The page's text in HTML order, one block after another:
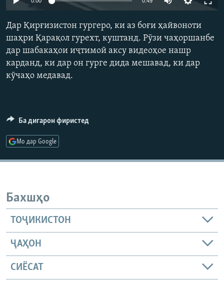
ГУЗОРИШҲОИ РАДИОӢ
ПАЙГИРӢ КУНЕД
Дар Қирғизистон гургеро, ки аз боғи ҳайвоноти
шаҳри Қарақол гурехт, куштанд. Рӯзи чаҳоршанбе
дар шабакаҳои иҷтимоӣ аксу видеоҳое нашр
карданд, ки дар он гурге дида мешавад, ки дар
кӯчаҳо медавад.
Ба дигарон фиристед
Мо дар Google
Бахшҳо
ТОҶИКИСТОН
ҶАҲОН
СИЁСАТ